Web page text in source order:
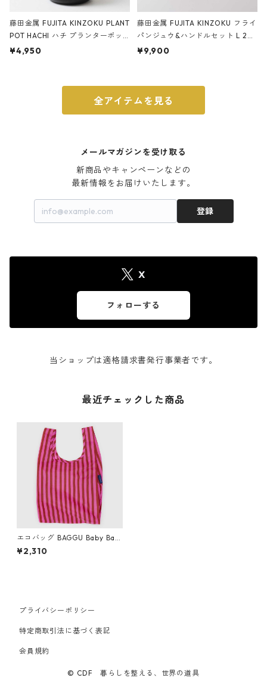
藤田金属 FUJITA KINZOKU PLANT
POT HACHI ハチ プランターポッ
ト 3号 ブラック
¥4,950
藤田金属 FUJITA KINZOKU フライ
パンジュウ&ハンドルセット L 24c
m ガス火・IH対応 鉄フライパン
¥9,900
全アイテムを見る
メールマガジンを受け取る
新商品やキャンペーンなどの
最新情報をお届けいたします。
登録
X
フォローする
当ショップは適格請求書発行事業者です。
最近チェックした商品
エコバッグ BAGGU Baby Bag
gu ベビーバグゥ バグー ピン
ク＆レッドペイントストライ
¥2,310
プライバシーポリシー
特定商取引法に基づく表記
会員規約
© CDF 暮らしを整える、世界の道具